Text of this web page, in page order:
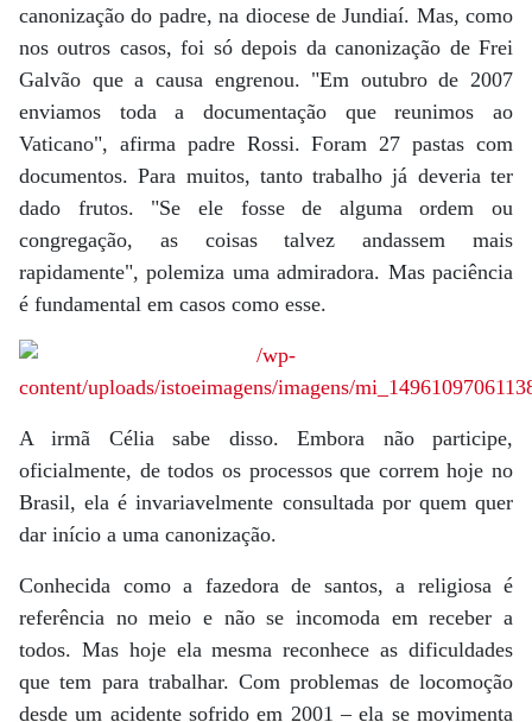
canonização do padre, na diocese de Jundiaí. Mas, como
nos outros casos, foi só depois da canonização de Frei
Galvão que a causa engrenou. "Em outubro de 2007
enviamos toda a documentação que reunimos ao
Vaticano", afirma padre Rossi. Foram 27 pastas com
documentos. Para muitos, tanto trabalho já deveria ter
dado frutos. "Se ele fosse de alguma ordem ou
congregação, as coisas talvez andassem mais
rapidamente", polemiza uma admiradora. Mas paciência
é fundamental em casos como esse.
A irmã Célia sabe disso. Embora não participe,
oficialmente, de todos os processos que correm hoje no
Brasil, ela é invariavelmente consultada por quem quer
dar início a uma canonização.
Conhecida como a fazedora de santos, a religiosa é
referência no meio e não se incomoda em receber a
todos. Mas hoje ela mesma reconhece as dificuldades
que tem para trabalhar. Com problemas de locomoção
desde um acidente sofrido em 2001 – ela se movimenta